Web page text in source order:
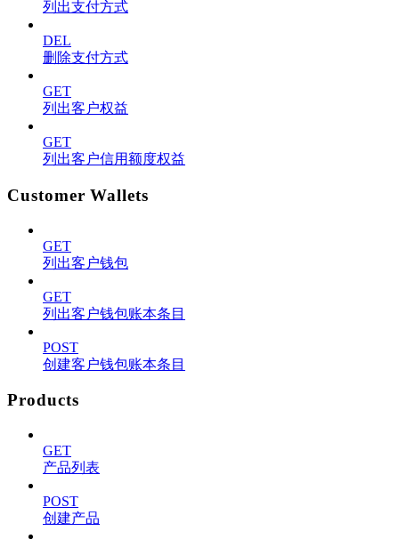
列出支付方式
DEL
删除支付方式
GET
列出客户权益
GET
列出客户信用额度权益
Customer Wallets
GET
列出客户钱包
GET
列出客户钱包账本条目
POST
创建客户钱包账本条目
Products
GET
产品列表
POST
创建产品